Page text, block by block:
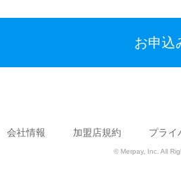
お申込
会社情報 加盟店規約 プライ
© Merpay, Inc. All